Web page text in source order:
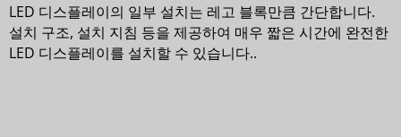
LED 디스플레이의 일부 설치는 레고 블록만큼 간단합니다.
설치 구조, 설치 지침 등을 제공하여 매우 짧은 시간에 완전한
LED 디스플레이를 설치할 수 있습니다..